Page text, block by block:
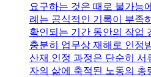
요구하는 것은 때로 불가능
례는 공식적인 기록이 부족
확인되는 기간 동안의 작업
충분히 업무상 재해로 인정
산재 인정 과정은 단순히 서
자의 삶에 축적된 노동의